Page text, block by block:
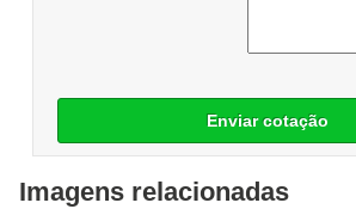
Enviar cotação
Imagens relacionadas